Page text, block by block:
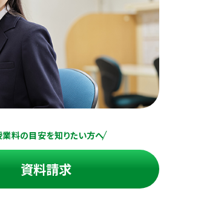
業料の目安を知りたい方へ
資料請求